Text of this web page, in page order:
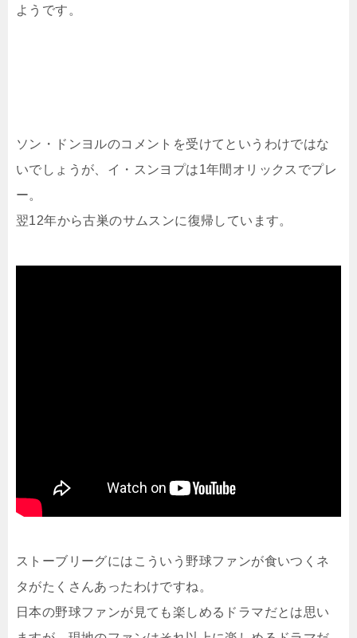
ようです。
ソン・ドンヨルのコメントを受けてというわけではな
いでしょうが、イ・スンヨプは1年間オリックスでプレ
ー。
翌12年から古巣のサムスンに復帰しています。
ストーブリーグにはこういう野球ファンが食いつくネ
タがたくさんあったわけですね。
日本の野球ファンが見ても楽しめるドラマだとは思い